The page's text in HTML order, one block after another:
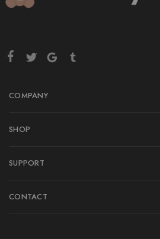
COMPANY
SHOP
SUPPORT
CONTACT